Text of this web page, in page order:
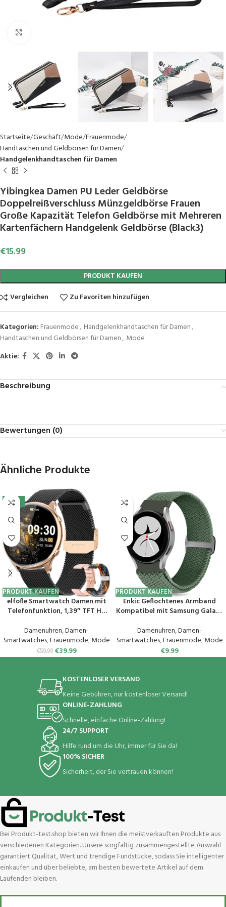
Startseite Geschäft Mode Frauenmode
Handtaschen und Geldbörsen für Damen
Handgelenkhandtaschen für Damen
Yibingkea Damen PU Leder Geldbörse
Doppelreißverschluss Münzgeldbörse Frauen
Große Kapazität Telefon Geldbörse mit Mehreren
Kartenfächern Handgelenk Geldbörse (Black3)
€15.99
PRODUKT KAUFEN
Vergleichen
Zu Favoriten hinzufügen
Kategorien: Frauenmode, Handgelenkhandtaschen für Damen,
Handtaschen und Geldbörsen für Damen, Mode
Aktie:
Beschreibung
Bewertungen (0)
Ähnliche Produkte
-33%
PRODUKT KAUFEN
elfofle Smartwatch Damen mit
Telefonfunktion, 1,39″ TFT HD
mit 120 Sport SpO2 Pulsuhr
Menstruationszyklus
Schlafmonitor,Armbanduhr für
iOS Android (Schwarz Gold)
Damenuhren,Damen-
Smartwatches,Frauenmode,Mode
€59.99 €39.99
PRODUKT KAUFEN
Enkic Geflochtenes Armband
Kompatibel mit Samsung Galaxy
44mm/Galaxy Watch 5 Pro
45mm/Watch 6 Classic/Watch 4
Classic, Elastisch Uhrenarmband
Sport Loop Ersatzarmband für
Damenuhren,Damen-
Smartwatches,Frauenmode,Mode
€9.99
KOSTENLOSER VERSAND
Keine Gebühren, nur kostenloser Versand!
ONLINE-ZAHLUNG
Schnelle, einfache Online-Zahlung!
24/7 SUPPORT
Hilfe rund um die Uhr, immer für Sie da!
100% SICHER
Sicherheit, der Sie vertrauen können!
Bei Produkt-test.shop bieten wir Ihnen die meistverkauften Produkte aus
verschiedenen Kategorien. Unsere sorgfältig zusammengestellte Auswahl
garantiert Qualität, Wert und trendige Fundstücke, sodass Sie intelligenter
einkaufen und über beliebte, am besten bewertete Artikel auf dem
Laufenden bleiben.